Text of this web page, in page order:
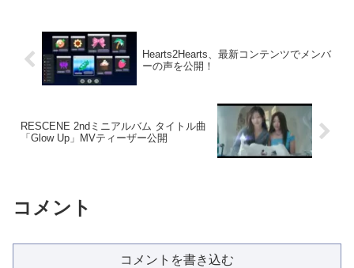
Hearts2Hearts、最新コンテンツでメンバ
ーの声を公開！
RESCENE 2ndミニアルバム タイトル曲
「Glow Up」MVティーザー公開
コメント
コメントを書き込む